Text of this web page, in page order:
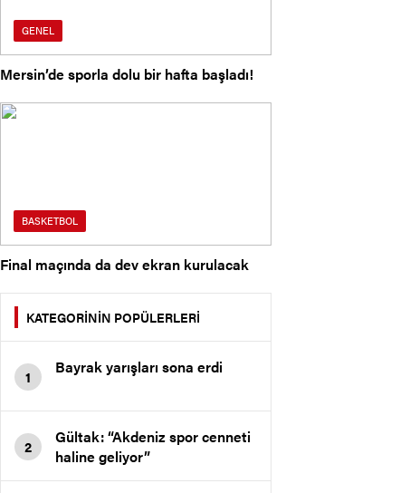
GENEL
Mersin’de sporla dolu bir hafta başladı!
BASKETBOL
Final maçında da dev ekran kurulacak
KATEGORİNİN POPÜLERLERİ
1 Bayrak yarışları sona erdi
2
Gültak: “Akdeniz spor cenneti
haline geliyor”